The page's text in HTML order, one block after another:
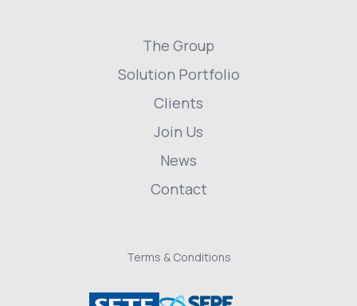
The Group
Solution Portfolio
Clients
Join Us
News
Contact
Terms & Conditions